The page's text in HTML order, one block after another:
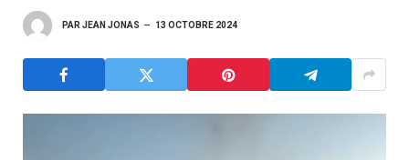
PAR JEAN JONAS 13 OCTOBRE 2024